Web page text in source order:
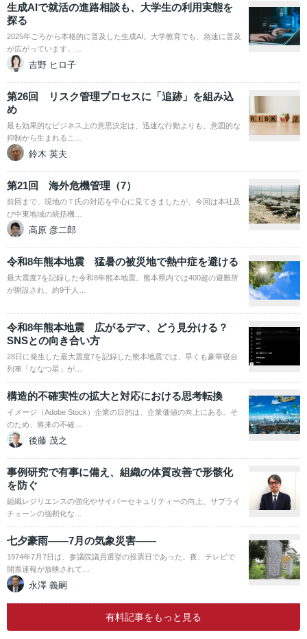
生成AIで就活の進路相談も、大学生の利用実態を
探る
2025年ごろから本格的に普及した生成AI。大学教育でも、急速に普及
が広がっています。…
吉野 ヒロ子
第26回 リスク管理プロセスに「追跡」を組み込
め
最も効果的なビジネス上の意思決定は、迅速な行動よりも、意図的な
抑制から生まれるこ…
鈴木 英夫
第21回 海外危機管理（7）
前回まで、現地のＴ氏の対応を中心に見てきましたが、今回は本社及
び中東地域の統括機…
高原 彦二郎
令和8年熊本地震 猛暑の被災地で熱中症を避ける
最大震度7を記録した令和8年熊本地震。熊本県内では400超の避難所
が開設され、約9千人…
令和8年熊本地震 広がるデマ、どう見分ける？
SNSとの向き合い方
28日に発生した最大震度7を記録した熊本地震では、早くも豪華寝台
列車「ななつ星」が…
構造的不確実性の拡大と対応における思考転換
イメージ（Adobe Stock）企業の目的は、企業価値の向上にある。そ
のため、将来の不確…
後藤 茂之
事例研究で有事に備え、組織の体質改善で形骸化
を防ぐ
組織レジリエンスの強化やサイバーセキュリティーの向上、サプライ
チェーンの強靭化な…
七夕豪雨――7月の気象災害――
1974年7月7日は、参議院議員選挙の投票日であった。夜、テレビで
開票速報が放映されて…
永澤 義嗣
有料記事をもっと見る